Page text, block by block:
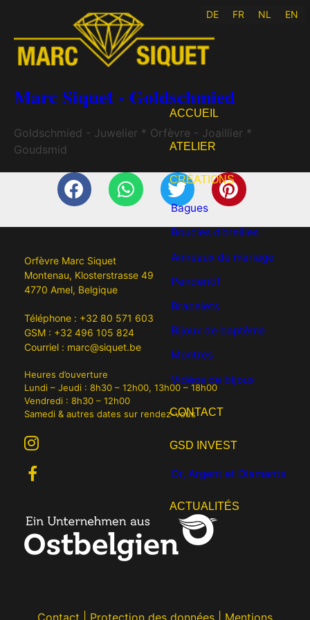
Marc Siquet - Goldschmied
Goldschmied - Juwelier * Orfèvre - Joaillier *
Goudsmid
DE FR NL EN
ACCUEIL
ATELIER
CRÉATIONS
Bagues
Boucles d’oreilles
Anneaux de mariage
Pendentif
Bracelets
Bijoux de baptême
Montres
Vidéos de bijoux
CONTACT
GSD INVEST
Or, Argent et Diamants
ACTUALITÉS
Orfèvre Marc Siquet
Montenau, Klosterstrasse 49
4770 Amel, Belgique
Téléphone : +32 80 571 603
GSM : +32 496 105 824
Courriel : marc@siquet.be
Heures d’ouverture
Lundi – Jeudi : 8h30 – 12h00, 13h00 – 18h00
Vendredi : 8h30 – 12h00
Samedi & autres dates sur rendez-vous